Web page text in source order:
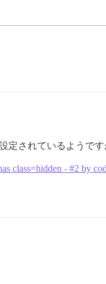
定されているようです
class=hidden - #2 by